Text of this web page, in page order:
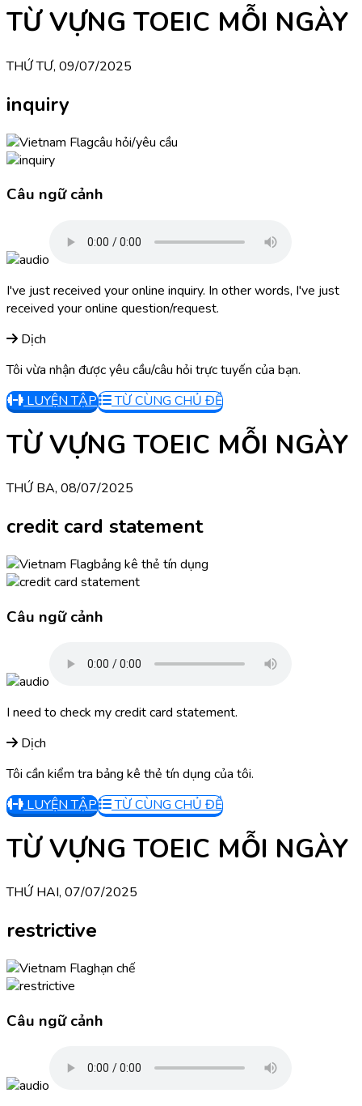
TỪ VỰNG TOEIC MỖI NGÀY
THỨ TƯ, 09/07/2025
inquiry
câu hỏi/yêu cầu
Câu ngữ cảnh
I've just received your online inquiry. In other words, I've just
received your online question/request.
Dịch
Tôi vừa nhận được yêu cầu/câu hỏi trực tuyến của bạn.
LUYỆN TẬP
TỪ CÙNG CHỦ ĐỀ
TỪ VỰNG TOEIC MỖI NGÀY
THỨ BA, 08/07/2025
credit card statement
bảng kê thẻ tín dụng
Câu ngữ cảnh
I need to check my credit card statement.
Dịch
Tôi cần kiểm tra bảng kê thẻ tín dụng của tôi.
LUYỆN TẬP
TỪ CÙNG CHỦ ĐỀ
TỪ VỰNG TOEIC MỖI NGÀY
THỨ HAI, 07/07/2025
restrictive
hạn chế
Câu ngữ cảnh